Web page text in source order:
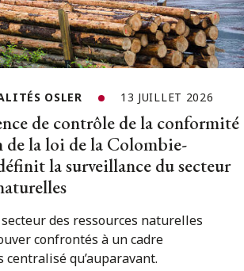
OSLER 13 JUILLET 2026
de contrôle de la conformité
de la loi de la Colombie-
la surveillance du secteur
des ressources naturelles
confrontés à un cadre
qu’auparavant.